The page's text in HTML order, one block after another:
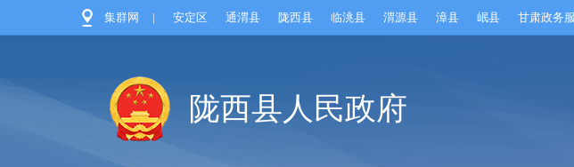
集群网 | 安定区 通渭县 陇西县 临洮县 渭源县 漳县 岷县 甘肃政务
陇西县人民政府